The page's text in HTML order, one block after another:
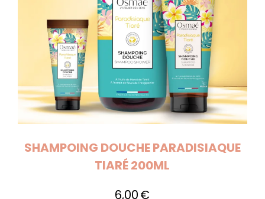
SHAMPOING DOUCHE PARADISIAQUE
TIARÉ 200ML
6,00€